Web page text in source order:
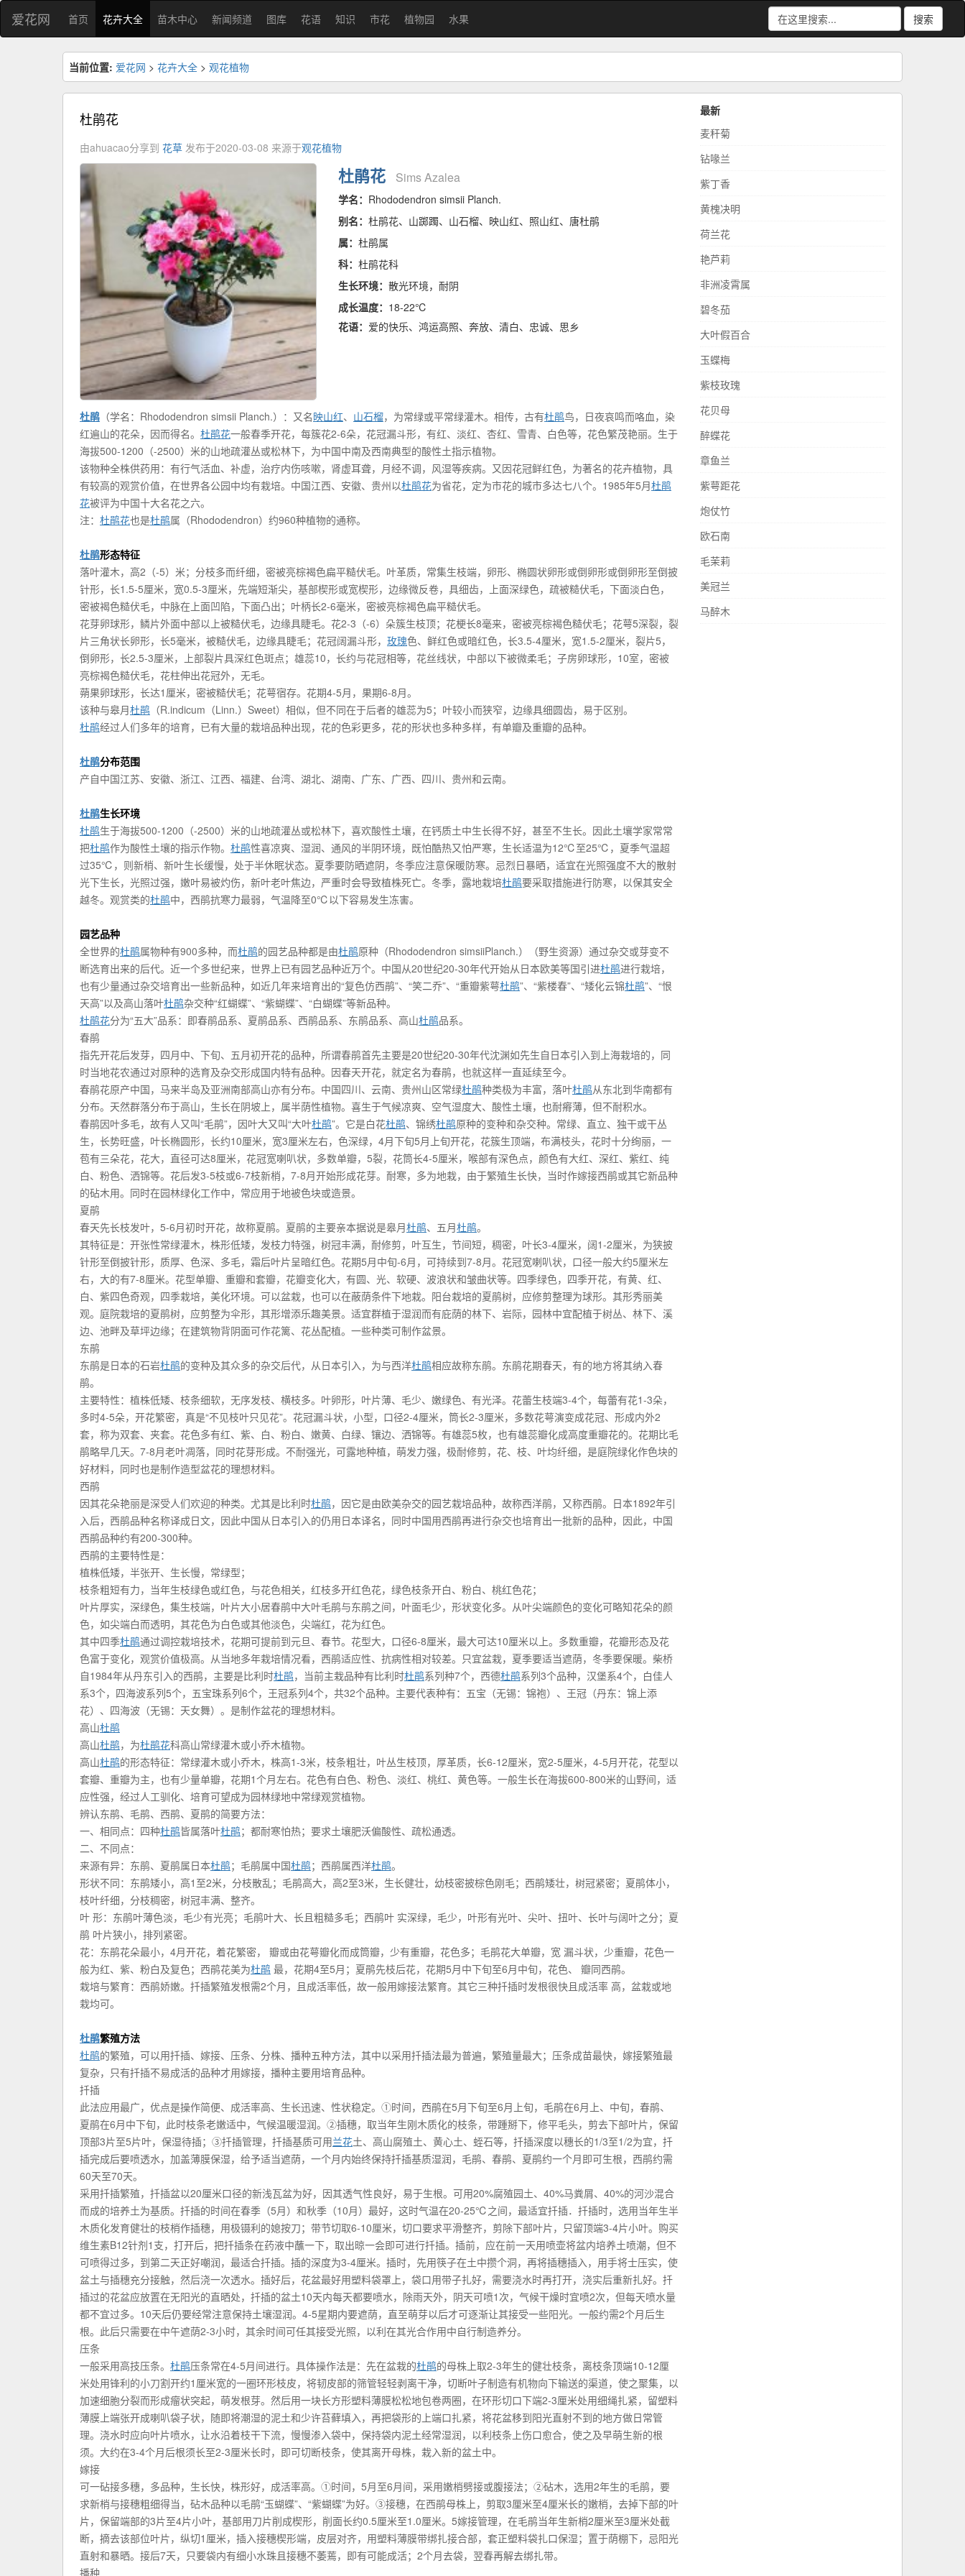
爱花网 首页 花卉大全 苗木中心 新闻频道 图库 花语 知识 市花 植物园 水果 搜索
当前位置: 爱花网 > 花卉大全 > 观花植物
杜鹃花
由ahuacao分享到 花草 发布于2020-03-08 来源于观花植物
杜鹃花 Sims Azalea
学名： Rhododendron simsii Planch.
别名： 杜鹃花、山踯躅、山石榴、映山红、照山红、唐杜鹃
属： 杜鹃属
科： 杜鹃花科
生长环境： 散光环境，耐阴
成长温度： 18-22℃
花语： 爱的快乐、鸿运高照、奔放、清白、忠诚、思乡
杜鹃 （学名：Rhododendron simsii Planch.）：又名映山红、 山石榴，为常绿或平常绿灌木。相传，古有杜鹃鸟，日夜哀鸣而咯血，染
红遍山的花朵，因而得名。 杜鹃花一般春季开花，每簇花2-6朵，花冠漏斗形，有红、淡红、杏红、雪青、白色等，花色繁茂艳丽。生于
海拔500-1200（-2500）米的山地疏灌丛或松林下，为中国中南及西南典型的酸性土指示植物。
该物种全株供药用：有行气活血、补虚，治疗内伤咳嗽，肾虚耳聋，月经不调，风湿等疾病。又因花冠鲜红色，为著名的花卉植物，具
有较高的观赏价值，在世界各公园中均有栽培。中国江西、安徽、贵州以杜鹃花为省花，定为市花的城市多达七八个。1985年5月杜鹃
花被评为中国十大名花之六。
注： 杜鹃花也是杜鹃属（Rhododendron）约960种植物的通称。
杜鹃形态特征
落叶灌木，高2（-5）米；分枝多而纤细，密被亮棕褐色扁平糙伏毛。叶革质，常集生枝端，卵形、椭圆状卵形或倒卵形或倒卵形至倒披
针形，长1.5-5厘米，宽0.5-3厘米，先端短渐尖，基部楔形或宽楔形，边缘微反卷，具细齿，上面深绿色，疏被糙伏毛，下面淡白色，
密被褐色糙伏毛，中脉在上面凹陷，下面凸出；叶柄长2-6毫米，密被亮棕褐色扁平糙伏毛。
花芽卵球形，鳞片外面中部以上被糙伏毛，边缘具睫毛。花2-3（-6）朵簇生枝顶；花梗长8毫来，密被亮棕褐色糙伏毛；花萼5深裂，裂
片三角状长卵形，长5毫米，被糙伏毛，边缘具睫毛；花冠阔漏斗形， 玫瑰色、鲜红色或暗红色，长3.5-4厘米，宽1.5-2厘米，裂片5，
倒卵形，长2.5-3厘米，上部裂片具深红色斑点；雄蕊10，长约与花冠相等，花丝线状，中部以下被微柔毛；子房卵球形，10室，密被
亮棕褐色糙伏毛，花柱伸出花冠外，无毛。
蒴果卵球形，长达1厘米，密被糙伏毛；花萼宿存。花期4-5月，果期6-8月。
该种与皋月杜鹃 （R.indicum（Linn.）Sweet）相似，但不同在于后者的雄蕊为5；叶较小而狭窄，边缘具细圆齿，易于区别。
杜鹃经过人们多年的培育，已有大量的栽培品种出现，花的色彩更多，花的形状也多种多样，有单瓣及重瓣的品种。
杜鹃分布范围
产自中国江苏、安徽、浙江、江西、福建、台湾、湖北、湖南、广东、广西、四川、贵州和云南。
杜鹃生长环境
杜鹃生于海拔500-1200（-2500）米的山地疏灌丛或松林下，喜欢酸性土壤，在钙质土中生长得不好，甚至不生长。因此土壤学家常常
把杜鹃作为酸性土壤的指示作物。 杜鹃性喜凉爽、湿润、通风的半阴环境，既怕酷热又怕严寒，生长适温为12℃至25℃，夏季气温超
过35℃，则新梢、新叶生长缓慢，处于半休眠状态。夏季要防晒遮阴，冬季应注意保暖防寒。忌烈日暴晒，适宜在光照强度不大的散射
光下生长，光照过强，嫩叶易被灼伤，新叶老叶焦边，严重时会导致植株死亡。冬季，露地栽培杜鹃要采取措施进行防寒，以保其安全
越冬。观赏类的杜鹃中，西鹃抗寒力最弱，气温降至0℃以下容易发生冻害。
园艺品种
全世界的杜鹃属物种有900多种，而杜鹃的园艺品种都是由杜鹃原种（Rhododendron simsiiPlanch.）（野生资源）通过杂交或芽变不
断选育出来的后代。近一个多世纪来，世界上已有园艺品种近万个。中国从20世纪20-30年代开始从日本欧美等国引进杜鹃进行栽培，
也有少量通过杂交培育出一些新品种，如近几年来培育出的“复色仿西鹃”、“笑二乔”、“重瓣紫萼杜鹃”、“紫楼春”、“矮化云锦杜鹃”、“恨
天高”以及高山落叶杜鹃杂交种“红蝴蝶”、“紫蝴蝶”、“白蝴蝶”等新品种。
杜鹃花分为“五大”品系：即春鹃品系、夏鹃品系、西鹃品系、东鹃品系、高山杜鹃品系。
春鹃
指先开花后发芽，四月中、下旬、五月初开花的品种，所谓春鹃首先主要是20世纪20-30年代沈渊如先生自日本引入到上海栽培的，同
时当地花农通过对原种的选育及杂交形成国内特有品种。因春天开花，就定名为春鹃，也就这样一直延续至今。
春鹃花原产中国，马来半岛及亚洲南部高山亦有分布。中国四川、云南、贵州山区常绿杜鹃种类极为丰富，落叶杜鹃从东北到华南都有
分布。天然群落分布于高山，生长在阴坡上，属半荫性植物。喜生于气候凉爽、空气湿度大、酸性土壤，也耐瘠薄，但不耐积水。
春鹃因叶多毛，故有人又叫“毛鹃”，因叶大又叫“大叶杜鹃”。它是白花杜鹃、锦绣杜鹃原种的变种和杂交种。常绿、直立、独干或干丛
生，长势旺盛，叶长椭圆形，长约10厘米，宽3厘米左右，色深绿，4月下旬5月上旬开花，花簇生顶端，布满枝头，花时十分绚丽，一
苞有三朵花，花大，直径可达8厘米，花冠宽喇叭状，多数单瓣，5裂，花筒长4-5厘米，喉部有深色点，颜色有大红、深红、紫红、纯
白、粉色、洒锦等。花后发3-5枝或6-7枝新梢，7-8月开始形成花芽。耐寒，多为地栽，由于繁殖生长快，当时作嫁接西鹃或其它新品种
的砧木用。同时在园林绿化工作中，常应用于地被色块或造景。
夏鹃
春天先长枝发叶，5-6月初时开花，故称夏鹃。夏鹃的主要亲本据说是皋月杜鹃、五月杜鹃。
其特征是：开张性常绿灌木，株形低矮，发枝力特强，树冠丰满，耐修剪，叶互生，节间短，稠密，叶长3-4厘米，阔1-2厘米，为狭披
针形至倒披针形，质厚、色深、多毛，霜后叶片呈暗红色。花期5月中旬-6月，可持续到7-8月。花冠宽喇叭状，口径一般大约5厘米左
右，大的有7-8厘米。花型单瓣、重瓣和套瓣，花瓣变化大，有圆、光、软硬、波浪状和皱曲状等。四季绿色，四季开花，有黄、红、
白、紫四色奇观，四季栽培，美化环境。可以盆栽，也可以在蔽荫条件下地栽。阳台栽培的夏鹃树，应修剪整理为球形。其形秀丽美
观。庭院栽培的夏鹃树，应剪整为伞形，其形增添乐趣美景。适宜群植于湿润而有庇荫的林下、岩际，园林中宜配植于树丛、林下、溪
边、池畔及草坪边缘；在建筑物背阴面可作花篱、花丛配植。一些种类可制作盆景。
东鹃
东鹃是日本的石岩杜鹃的变种及其众多的杂交后代，从日本引入，为与西洋杜鹃相应故称东鹃。东鹃花期春天，有的地方将其纳入春
鹃。
主要特性：植株低矮、枝条细软，无序发枝、横枝多。叶卵形，叶片薄、毛少、嫩绿色、有光泽。花蕾生枝端3-4个，每蕾有花1-3朵，
多时4-5朵，开花繁密，真是“不见枝叶只见花”。花冠漏斗状，小型，口径2-4厘米，筒长2-3厘米，多数花萼演变成花冠、形成内外2
套，称为双套、夹套。花色多有红、紫、白、粉白、嫩黄、白绿、镶边、洒锦等。有雄蕊5枚，也有雄蕊瓣化成高度重瓣花的。花期比毛
鹃略早几天。7-8月老叶凋落，同时花芽形成。不耐强光，可露地种植，萌发力强，极耐修剪，花、枝、叶均纤细，是庭院绿化作色块的
好材料，同时也是制作造型盆花的理想材料。
西鹃
因其花朵艳丽是深受人们欢迎的种类。尤其是比利时杜鹃，因它是由欧美杂交的园艺栽培品种，故称西洋鹃，又称西鹃。日本1892年引
入后，西鹃品种名称译成日文，因此中国从日本引入的仍用日本译名，同时中国用西鹃再进行杂交也培育出一批新的品种，因此，中国
西鹃品种约有200-300种。
西鹃的主要特性是：
植株低矮，半张开、生长慢，常绿型；
枝条粗短有力，当年生枝绿色或红色，与花色相关，红枝多开红色花，绿色枝条开白、粉白、桃红色花；
叶片厚实，深绿色，集生枝端，叶片大小居春鹃中大叶毛鹃与东鹃之间，叶面毛少，形状变化多。从叶尖端颜色的变化可略知花朵的颜
色，如尖端白而透明，其花色为白色或其他淡色，尖端红，花为红色。
其中四季杜鹃通过调控栽培技术，花期可提前到元旦、春节。花型大，口径6-8厘米，最大可达10厘米以上。多数重瓣，花瓣形态及花
色富于变化，观赏价值极高。从当地多年栽培情况看，西鹃适应性、抗病性相对较差。只宜盆栽，夏季要适当遮荫，冬季要保暖。柴桥
自1984年从丹东引入的西鹃，主要是比利时杜鹃，当前主栽品种有比利时杜鹃系列种7个，西德杜鹃系列3个品种，汉堡系4个，白佳人
系3个，四海波系列5个，五宝珠系列6个，王冠系列4个，共32个品种。主要代表种有：五宝（无锡：锦袍）、王冠（丹东：锦上添
花）、四海波（无锡：天女舞）。是制作盆花的理想材料。
高山杜鹃
高山杜鹃，为杜鹃花科高山常绿灌木或小乔木植物。
高山杜鹃的形态特征：常绿灌木或小乔木，株高1-3米，枝条粗壮，叶丛生枝顶，厚革质，长6-12厘米，宽2-5厘米，4-5月开花，花型以
套瓣、重瓣为主，也有少量单瓣，花期1个月左右。花色有白色、粉色、淡红、桃红、黄色等。一般生长在海拔600-800米的山野间，适
应性强，经过人工驯化、培育可望成为园林绿地中常绿观赏植物。
辨认东鹃、毛鹃、西鹃、夏鹃的简要方法：
一、相同点：四种杜鹃皆属落叶杜鹃；都耐寒怕热；要求土壤肥沃偏酸性、疏松通透。
二、不同点：
来源有异：东鹃、夏鹃属日本杜鹃；毛鹃属中国杜鹃；西鹃属西洋杜鹃。
形状不同：东鹃矮小，高1至2米，分枝散乱；毛鹃高大，高2至3米，生长健壮，幼枝密披棕色刚毛；西鹃矮壮，树冠紧密；夏鹃体小，
枝叶纤细，分枝稠密，树冠丰满、整齐。
叶 形：东鹃叶薄色淡，毛少有光亮；毛鹃叶大、长且粗糙多毛；西鹃叶 实深绿，毛少，叶形有光叶、尖叶、扭叶、长叶与阔叶之分；夏
鹃 叶片狭小，排列紧密。
花：东鹃花朵最小，4月开花，着花繁密， 瓣或由花萼瓣化而成筒瓣，少有重瓣，花色多；毛鹃花大单瓣，宽 漏斗状，少重瓣，花色一
般为红、紫、粉白及复色；西鹃花美为杜鹃 最，花期4至5月；夏鹃先枝后花，花期5月中下旬至6月中旬，花色、 瓣同西鹃。
栽培与繁育：西鹃娇嫩。扦插繁殖发根需2个月，且成活率低，故一般用嫁接法繁育。其它三种扦插时发根很快且成活率 高，盆栽或地
栽均可。
杜鹃繁殖方法
杜鹃的繁殖，可以用扦插、嫁接、压条、分株、播种五种方法，其中以采用扦插法最为普遍，繁殖量最大；压条成苗最快，嫁接繁殖最
复杂，只有扦插不易成活的品种才用嫁接，播种主要用培育品种。
扦插
此法应用最广，优点是操作简便、成活率高、生长迅速、性状稳定。①时间，西鹃在5月下旬至6月上旬，毛鹃在6月上、中旬，春鹃、
夏鹃在6月中下旬，此时枝条老嫩适中，气候温暖湿润。②插穗，取当年生刚木质化的枝条，带踵掰下，修平毛头，剪去下部叶片，保留
顶部3片至5片叶，保湿待插；③扦插管理，扦插基质可用兰花土、高山腐殖土、黄心土、蛭石等，扦插深度以穗长的1/3至1/2为宜，扦
插完成后要喷透水，加盖薄膜保湿，给予适当遮荫，一个月内始终保持扦插基质湿润，毛鹃、春鹃、夏鹃约一个月即可生根，西鹃约需
60天至70天。
采用扦插繁殖，扦插盆以20厘米口径的新浅瓦盆为好，因其透气性良好，易于生根。可用20%腐殖园土、40%马粪屑、40%的河沙混合
而成的培养土为基质。扦插的时间在春季（5月）和秋季（10月）最好，这时气温在20-25℃之间，最适宜扦插．扦插时，选用当年生半
木质化发育健壮的枝梢作插穗，用极镊利的媳按刀；带节切取6-10厘米，切口要求平滑整齐，剪除下部叶片，只留顶端3-4片小叶。购买
维生素B12针剂1支，打开后，把扦插条在药液中蘸一下，取出晾一会即可进行扦插。插前，应在前一天用喷壶将盆内培养土喷潮，但不
可喷得过多，到第二天正好嘲润，最适合扦插。插的深度为3-4厘米。插时，先用筷子在土中攒个洞，再将插穗插入，用手将士压实，使
盆土与插穗充分接触，然后浇一次透水。插好后，花盆最好用塑料袋罩上，袋口用带子扎好，需要浇水时再打开，浇实后重新扎好。扦
插过的花盆应放置在无阳光的直晒处，扦插的盆土10天内每天都要喷水，除雨天外，阴天可喷1次，气候干燥时宜喷2次，但每天喷水量
都不宜过多。10天后仍要经常注意保持土壤湿润。4-5星期内要遮荫，直至萌芽以后才可逐渐让其接受一些阳光。一般约需2个月后生
根。此后只需要在中午遮荫2-3小时，其余时间可任其接受光照，以利在其光合作用中自行制造养分。
压条
一般采用高技压条。 杜鹃压条常在4-5月间进行。具体操作法是：先在盆栽的杜鹃的母株上取2-3年生的健壮枝条，离枝条顶端10-12厘
米处用锋利的小刀割开约1厘米宽的一圈环形枝皮，将韧皮部的筛管轻轻剥离干净，切断叶子制造有机物向下输送的渠道，使之聚集，以
加速细胞分裂而形成瘤状突起，萌发根芽。然后用一块长方形塑料薄膜松松地包卷两圈，在环形切口下端2-3厘米处用细绳扎紧，留塑料
薄膜上端张开成喇叭袋子状，随即将潮湿的泥土和少许苔藓填入，再把袋形的上端口扎紧，将花盆移到阳光直射不到的地方做日常管
理。浇水时应向叶片喷水，让水沿着枝干下流，慢慢渗入袋中，保持袋内泥土经常湿润，以利枝条上伤口愈合，使之及早萌生新的根
须。大约在3-4个月后根须长至2-3厘米长时，即可切断枝条，使其离开母株，栽入新的盆土中。
嫁接
可一砧接多穗，多品种，生长快，株形好，成活率高。①时间，5月至6月间，采用嫩梢劈接或腹接法；②砧木，选用2年生的毛鹃，要
求新梢与接穗粗细得当，砧木品种以毛鹃“玉蝴蝶”、“紫蝴蝶”为好。③接穗，在西鹃母株上，剪取3厘米至4厘米长的嫩梢，去掉下部的叶
片，保留端部的3片至4片小叶，基部用刀片削成楔形，削面长约0.5厘米至1.0厘米。5嫁接管理，在毛鹃当年生新梢2厘米至3厘米处截
断，摘去该部位叶片，纵切1厘米，插入接穗楔形端，皮层对齐，用塑料薄膜带绑扎接合部，套正塑料袋扎口保湿；置于荫棚下，忌阳光
直射和暴晒。接后7天，只要袋内有细小水珠且接穗不萎蔫，即有可能成活；2个月去袋，翌春再解去绑扎带。
播种
最新
麦秆菊
钻喙兰
紫丁香
黄槐决明
荷兰花
艳芦莉
非洲凌霄属
碧冬茄
大叶假百合
玉蝶梅
紫枝玫瑰
花贝母
醉蝶花
章鱼兰
紫萼距花
炮仗竹
欧石南
毛茉莉
美冠兰
马醉木